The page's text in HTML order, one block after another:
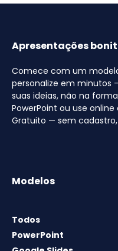
Apresentações
Comece com um
personalize em minutos
suas ideias, não na
PowerPoint ou use
Gratuito — sem
Modelos
Todos
PowerPoint